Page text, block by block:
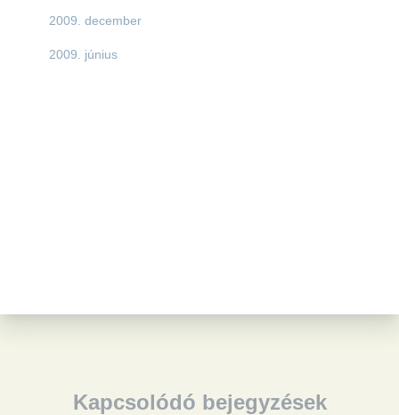
2009. december
2009. június
Kapcsolódó bejegyzések